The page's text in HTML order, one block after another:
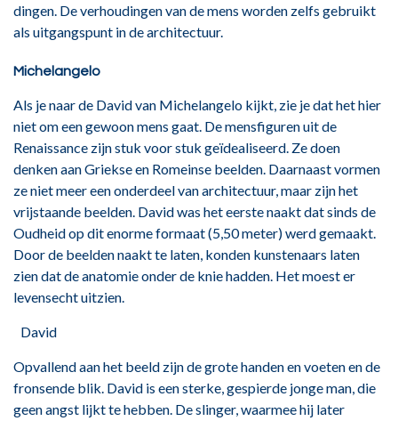
dingen. De verhoudingen van de mens worden zelfs gebruikt
als uitgangspunt in de architectuur.
Michelangelo
Als je naar de David van Michelangelo kijkt, zie je dat het hier
niet om een gewoon mens gaat. De mensfiguren uit de
Renaissance zijn stuk voor stuk geïdealiseerd. Ze doen
denken aan Griekse en Romeinse beelden. Daarnaast vormen
ze niet meer een onderdeel van architectuur, maar zijn het
vrijstaande beelden. David was het eerste naakt dat sinds de
Oudheid op dit enorme formaat (5,50 meter) werd gemaakt.
Door de beelden naakt te laten, konden kunstenaars laten
zien dat de anatomie onder de knie hadden. Het moest er
levensecht uitzien.
David
Opvallend aan het beeld zijn de grote handen en voeten en de
fronsende blik. David is een sterke, gespierde jonge man, die
geen angst lijkt te hebben. De slinger, waarmee hij later